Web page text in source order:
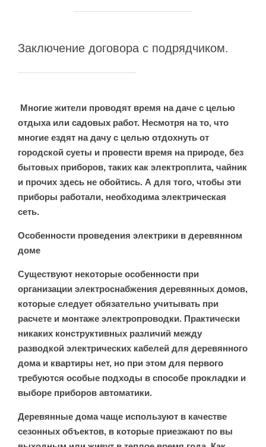
БАЛАШИХА
ЩЕЛКОВО
КОРОЛЕВ
ВИДНОЕ
Заключение договора с подрядчиком.
Многие жители проводят время на даче с целью
отдыха или садовых работ. Несмотря на то, что
многие ездят на дачу с целью отдохнуть от
городской суеты и провести время на природе, без
бытовых приборов, таких как электроплита, чайник
и прочих здесь не обойтись. А для того, чтобы эти
приборы работали, необходима электрическая
сеть.
Особенности проведения электрики в деревянном
доме
Существуют некоторые особенности при
организации электроснабжения деревянных домов,
которые следует обязательно учитывать при
расчете и монтаже электропроводки. Практически
никаких конструктивных различий между
разводкой электрических кабелей для деревянного
дома и квартиры нет, но при этом для первого
требуются особые подходы в способе прокладки и
выборе приборов автоматики.
Деревянные дома чаще используют в качестве
сезонных объектов, в которые приезжают по вы